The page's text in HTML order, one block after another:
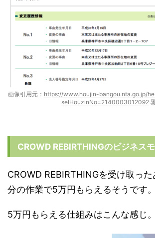
画像引用元： https://www.houjin-bangou.nta.go.jp/
selHouzinNo=2140003012092
CROWD REBIRTHINGのビジネス
CROWD REBIRTHINGを受け取っ
分の作業で5万円もらえるそうです。
5万円もらえる仕組みはこんな感じ。